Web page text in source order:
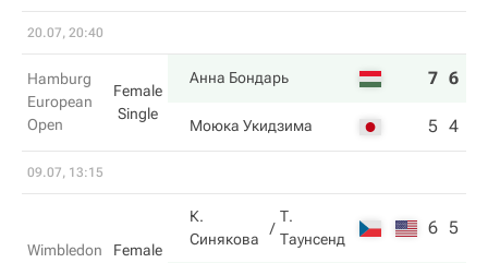
20.07, 20:40
Hamburg
European
Open
Female
Single
Анна Бондарь 7 6
Моюка Укидзима 5 4
09.07, 13:15
Wimbledon
Female
К.
Синякова
Т.
Таунсенд
6 5